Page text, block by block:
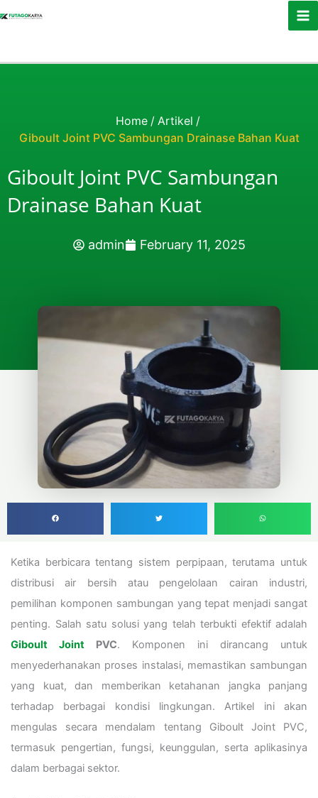
Home / Artikel /
Giboult Joint PVC Sambungan Drainase Bahan Kuat
Giboult Joint PVC Sambungan
Drainase Bahan Kuat
admin February 11, 2025
Ketika berbicara tentang sistem perpipaan, terutama untuk
distribusi air bersih atau pengelolaan cairan industri,
pemilihan komponen sambungan yang tepat menjadi sangat
penting. Salah satu solusi yang telah terbukti efektif adalah
Giboult Joint PVC. Komponen ini dirancang untuk
menyederhanakan proses instalasi, memastikan sambungan
yang kuat, dan memberikan ketahanan jangka panjang
terhadap berbagai kondisi lingkungan. Artikel ini akan
mengulas secara mendalam tentang Giboult Joint PVC,
termasuk pengertian, fungsi, keunggulan, serta aplikasinya
dalam berbagai sektor.